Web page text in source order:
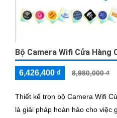
Bộ Camera Wifi Cửa Hàng
6,426,400 ₫ 8,980,000 ₫
Thiết kế trọn bộ Camera Wifi
là giải pháp hoàn hảo cho việc